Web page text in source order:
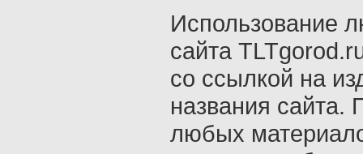
Использование
сайта
со ссылкой на
названия сайта.
любых